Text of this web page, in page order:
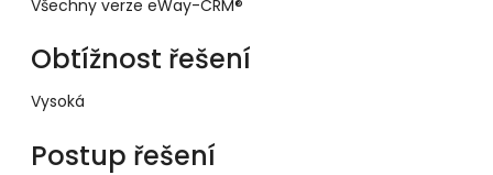
Všechny verze eWay-CRM®
Obtížnost řešení
Vysoká
Postup řešení